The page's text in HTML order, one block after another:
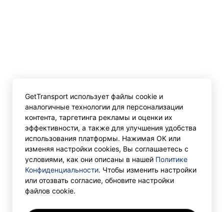
GetTransport использует файлы cookie и
аналогичные технологии для персонализации
контента, таргетинга рекламы и оценки их
эффективности, а также для улучшения удобства
использования платформы. Нажимая ОК или
изменяя настройки cookies, Вы соглашаетесь с
условиями, как они описаны в нашей Политике
Конфиденциальности. Чтобы изменить настройки
или отозвать согласие, обновите настройки
файлов cookie.